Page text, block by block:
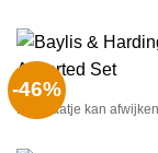
-46%
Het plaatje kan